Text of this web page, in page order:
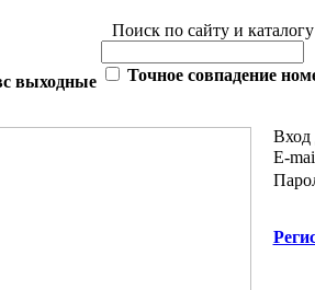
выходные
Поиск по сайту и каталогу
Точное совпадение
Вход
E-